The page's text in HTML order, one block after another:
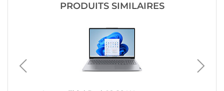
PRODUITS SIMILAIRES